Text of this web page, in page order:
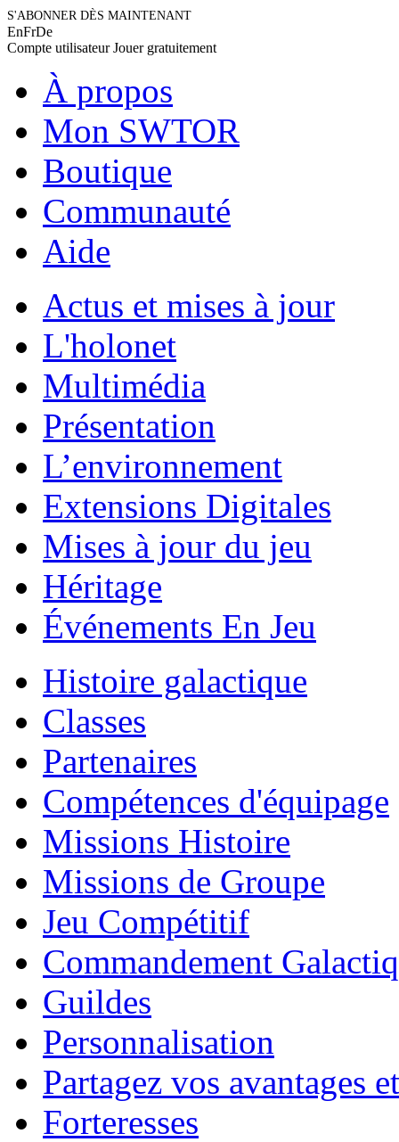
S'ABONNER DÈS MAINTENANT
EnFrDe
Compte utilisateurJouer gratuitement
À propos
Mon SWTOR
Boutique
Communauté
Aide
Actus et mises à jour
L'holonet
Multimédia
Présentation
L’environnement
Extensions Digitales
Mises à jour du jeu
Héritage
Événements En Jeu
Histoire galactique
Classes
Partenaires
Compétences d'équipage
Missions Histoire
Missions de Groupe
Jeu Compétitif
Commandement
Guildes
Personnalisation
Partagez vos avantages
Forteresses